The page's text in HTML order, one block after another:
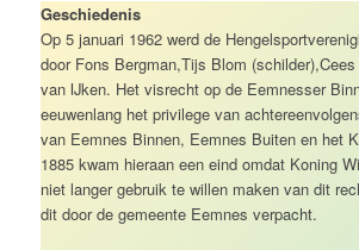
Geschiedenis
Op 5 januari 1962 werd de
door Fons Bergman,Tijs Blom
van IJken. Het visrecht op de Eemnesser
eeuwenlang het privilege van
van Eemnes Binnen, Eemnes Buiten en het
1885 kwam hieraan een eind omdat Koning
niet langer gebruik te willen maken van dit
dit door de gemeente Eemnes verpacht.